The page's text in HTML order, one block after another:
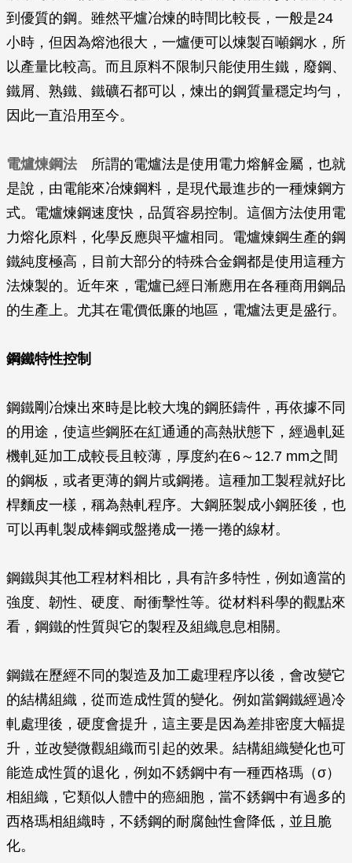
到優質的鋼。雖然平爐冶煉的時間比較長，一般是24
小時，但因為熔池很大，一爐便可以煉製百噸鋼水，所
以產量比較高。而且原料不限制只能使用生鐵，廢鋼、
鐵屑、熟鐵、鐵礦石都可以，煉出的鋼質量穩定均勻，
因此一直沿用至今。
電爐煉鋼法所謂的電爐法是使用電力熔解金屬，也就
是說，由電能來冶煉鋼料，是現代最進步的一種煉鋼方
式。電爐煉鋼速度快，品質容易控制。這個方法使用電
力熔化原料，化學反應與平爐相同。電爐煉鋼生產的鋼
鐵純度極高，目前大部分的特殊合金鋼都是使用這種方
法煉製的。近年來，電爐已經日漸應用在各種商用鋼品
的生產上。尤其在電價低廉的地區，電爐法更是盛行。
鋼鐵特性控制
鋼鐵剛冶煉出來時是比較大塊的鋼胚鑄件，再依據不同
的用途，使這些鋼胚在紅通通的高熱狀態下，經過軋延
機軋延加工成較長且較薄，厚度約在6～12.7 mm之間
的鋼板，或者更薄的鋼片或鋼捲。這種加工製程就好比
桿麵皮一樣，稱為熱軋程序。大鋼胚製成小鋼胚後，也
可以再軋製成棒鋼或盤捲成一捲一捲的線材。
鋼鐵與其他工程材料相比，具有許多特性，例如適當的
強度、韌性、硬度、耐衝擊性等。從材料科學的觀點來
看，鋼鐵的性質與它的製程及組織息息相關。
鋼鐵在歷經不同的製造及加工處理程序以後，會改變它
的結構組織，從而造成性質的變化。例如當鋼鐵經過冷
軋處理後，硬度會提升，這主要是因為差排密度大幅提
升，並改變微觀組織而引起的效果。結構組織變化也可
能造成性質的退化，例如不銹鋼中有一種西格瑪（σ）
相組織，它類似人體中的癌細胞，當不銹鋼中有過多的
西格瑪相組織時，不銹鋼的耐腐蝕性會降低，並且脆
化。